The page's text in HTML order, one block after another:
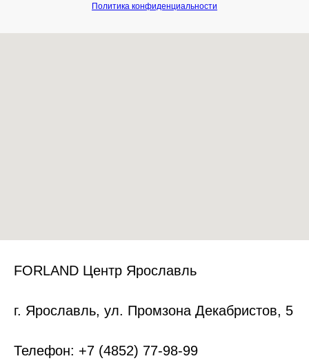
Политика конфиденциальности
FORLAND Центр Ярославль
г. Ярославль, ул. Промзона Декабристов, 5
Телефон: +7 (4852) 77-98-99